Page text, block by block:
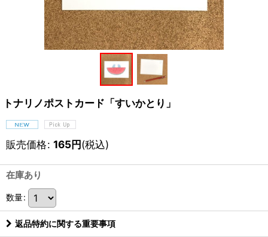
トナリノポストカード「すいかとり」
販売価格: 165円(税込)
在庫あり
数量:
返品特約に関する重要事項